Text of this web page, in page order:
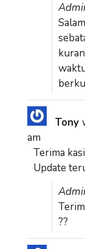
Tony
am
Terima
Update
??